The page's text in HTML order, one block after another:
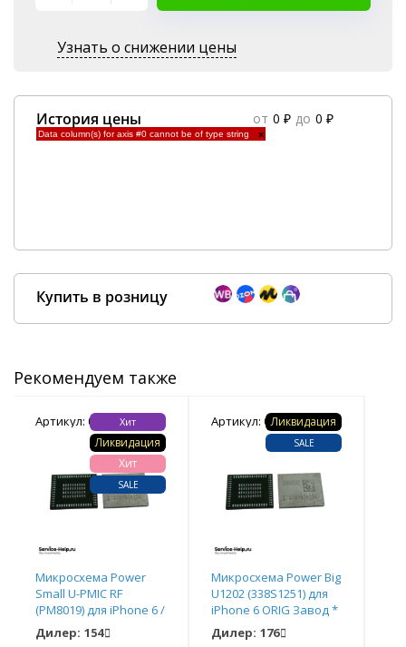
Узнать о снижении цены
История цены от 0 ₽ до 0 ₽
Data column(s) for axis #0 cannot be of type string ×
Купить в розницу
Рекомендуем также
Артикул: 020478Хит
Ликвидация
Хит
SALE
Микросхема Power
Small U-PMIC RF
(PM8019) для iPhone 6 /
6 Plus ORIG Завод *
Дилер: 154
Артикул: 020461Ликвидация
SALE
Микросхема Power Big
U1202 (338S1251) для
iPhone 6 ORIG Завод *
Дилер: 176